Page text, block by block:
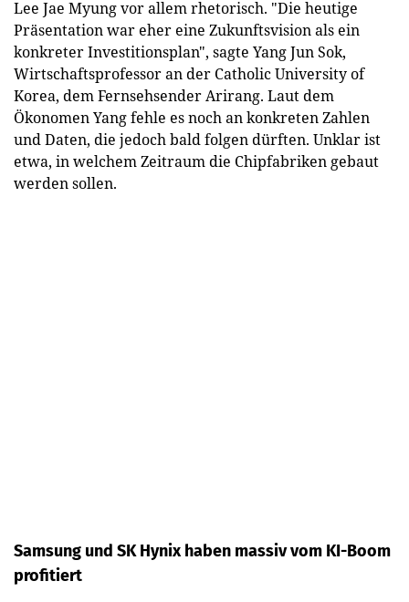
Lee Jae Myung vor allem rhetorisch. "Die heutige
Präsentation war eher eine Zukunftsvision als ein
konkreter Investitionsplan", sagte Yang Jun Sok,
Wirtschaftsprofessor an der Catholic University of
Korea, dem Fernsehsender Arirang. Laut dem
Ökonomen Yang fehle es noch an konkreten Zahlen
und Daten, die jedoch bald folgen dürften. Unklar ist
etwa, in welchem Zeitraum die Chipfabriken gebaut
werden sollen.
Samsung und SK Hynix haben massiv vom KI-Boom
profitiert